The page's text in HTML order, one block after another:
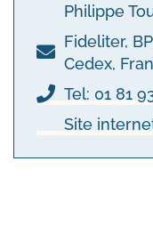
Philippe
Fideliter,
Cedex,
Tel: 01 81
Site